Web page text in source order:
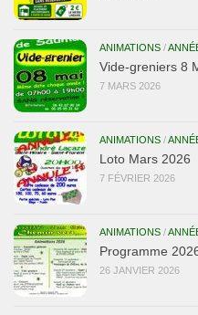
ANIMATIONS /
Vide-greniers 8
7 MARS 2026
ANIMATIONS /
Loto Mars 2026
7 FÉVRIER 2026
ANIMATIONS /
Programme
26 JANVIER 2026